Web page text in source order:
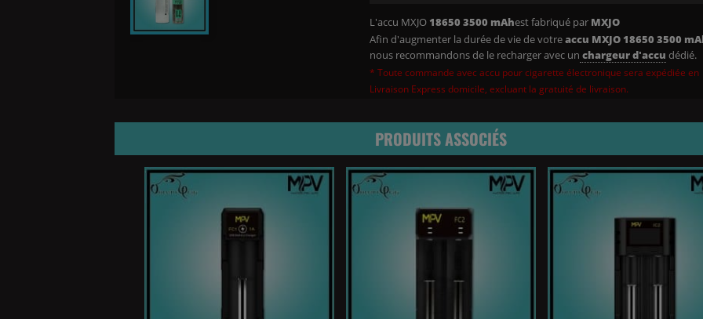
L'accu MXJO18650 3500 mAhest fabriqué par MXJO
Afin d'augmenter la durée de vie de votreaccu MXJO 18650 3500
nous recommandons de le recharger avec un chargeur d'accu dédié.
* Toute commande avec accu pour cigarette électronique sera expédiée en
Livraison Express domicile, excluant la gratuité de livraison.
PRODUITS ASSOCIÉS